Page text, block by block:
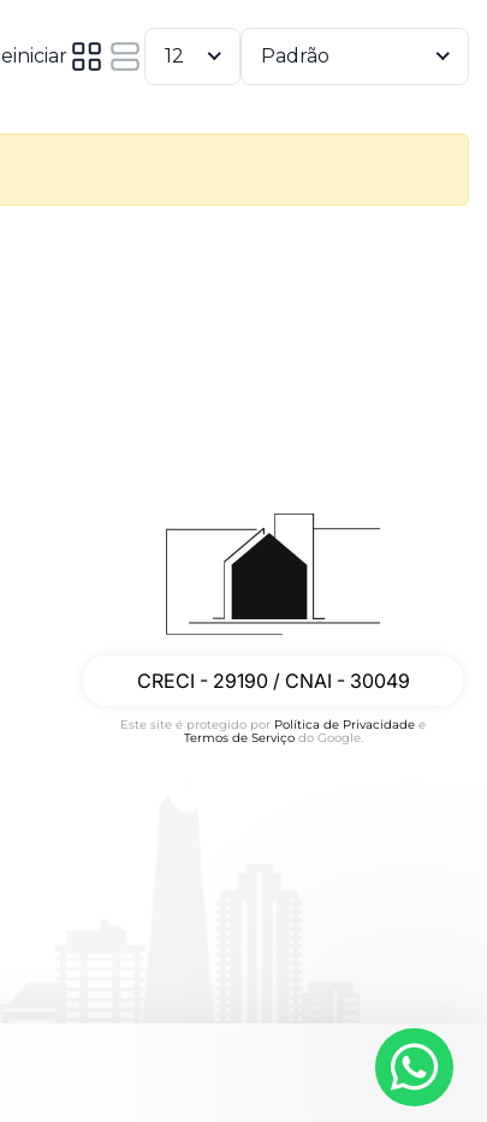
CRECI - 29190 / CNAI - 30049
Este site é protegido por Política de Privacidade e
Termos de Serviçodo Google.